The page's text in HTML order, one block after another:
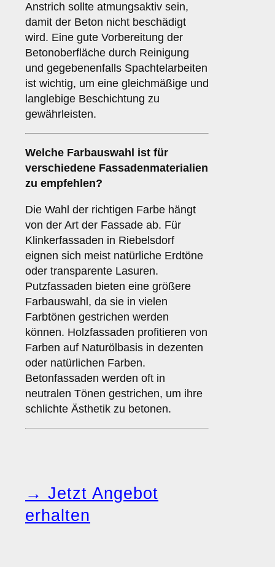
Anstrich sollte atmungsaktiv sein,
damit der Beton nicht beschädigt
wird. Eine gute Vorbereitung der
Betonoberfläche durch Reinigung
und gegebenenfalls Spachtelarbeiten
ist wichtig, um eine gleichmäßige und
langlebige Beschichtung zu
gewährleisten.
Welche Farbauswahl ist für
verschiedene Fassadenmaterialien
zu empfehlen?
Die Wahl der richtigen Farbe hängt
von der Art der Fassade ab. Für
Klinkerfassaden in Riebelsdorf
eignen sich meist natürliche Erdtöne
oder transparente Lasuren.
Putzfassaden bieten eine größere
Farbauswahl, da sie in vielen
Farbtönen gestrichen werden
können. Holzfassaden profitieren von
Farben auf Naturölbasis in dezenten
oder natürlichen Farben.
Betonfassaden werden oft in
neutralen Tönen gestrichen, um ihre
schlichte Ästhetik zu betonen.
→ Jetzt Angebot
erhalten